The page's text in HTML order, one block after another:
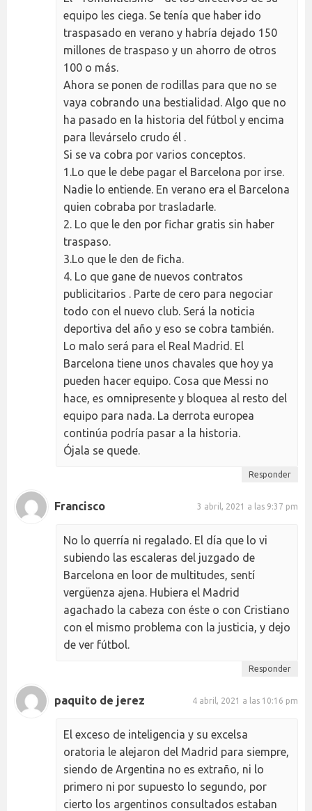
equipo les ciega. Se tenía que haber ido
traspasado en verano y habría dejado 150
millones de traspaso y un ahorro de otros
100 o más.
Ahora se ponen de rodillas para que no se
vaya cobrando una bestialidad. Algo que no
ha pasado en la historia del fútbol y encima
para llevárselo crudo él .
Si se va cobra por varios conceptos.
1.Lo que le debe pagar el Barcelona por irse.
Nadie lo entiende. En verano era el Barcelona
quien cobraba por trasladarle.
2. Lo que le den por fichar gratis sin haber
traspaso.
3.Lo que le den de ficha.
4. Lo que gane de nuevos contratos
publicitarios . Parte de cero para negociar
todo con el nuevo club. Será la noticia
deportiva del año y eso se cobra también.
Lo malo será para el Real Madrid. El
Barcelona tiene unos chavales que hoy ya
pueden hacer equipo. Cosa que Messi no
hace, es omnipresente y bloquea al resto del
equipo para nada. La derrota europea
continúa podría pasar a la historia.
Ójala se quede.
Responder
Francisco 3 abril, 2021 a las 9:37 pm
No lo querría ni regalado. El día que lo vi
subiendo las escaleras del juzgado de
Barcelona en loor de multitudes, sentí
vergüenza ajena. Hubiera el Madrid
agachado la cabeza con éste o con Cristiano
con el mismo problema con la justicia, y dejo
de ver fútbol.
Responder
paquito de jerez 4 abril, 2021 a las 10:16 pm
El exceso de inteligencia y su excelsa
oratoria le alejaron del Madrid para siempre,
siendo de Argentina no es extraño, ni lo
primero ni por supuesto lo segundo, por
cierto los argentinos consultados estaban